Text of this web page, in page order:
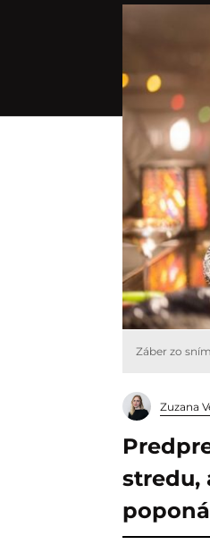
Záber zo
Zuzana
stredu,